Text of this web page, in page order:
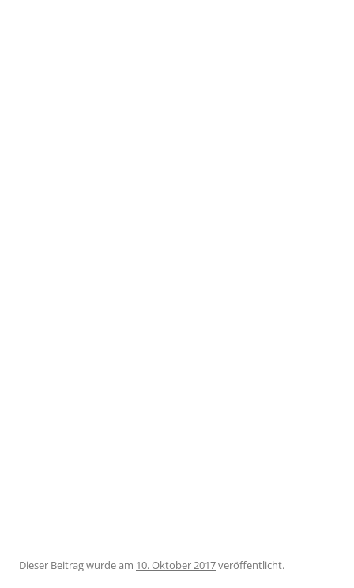
Dieser Beitrag wurdeam 10. Oktober 2017veröffentlicht.